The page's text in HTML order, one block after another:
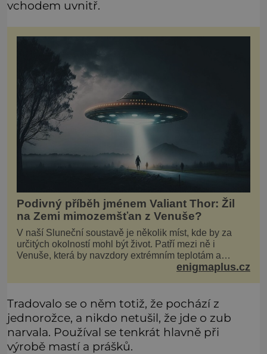
vchodem uvnitř.
Podivný příběh jménem Valiant Thor: Žil
na Zemi mimozemšťan z Venuše?
V naší Sluneční soustavě je několik míst, kde by za
určitých okolností mohl být život. Patří mezi ně i
Venuše, která by navzdory extrémním teplotám a
smrtícímu složení atmosféry teoreticky mohla ukrývat
enigmaplus.cz
Tradovalo se o něm totiž, že pochází z
jednorožce, a nikdo netušil, že jde o zub
narvala. Používal se tenkrát hlavně při
výrobě mastí a prášků.